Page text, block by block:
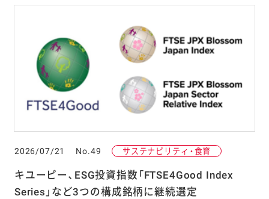
2026/07/21 No.49 サステナビリティ・食育
キユーピー、ESG投資指数「FTSE4Good Index
Series」など3つの構成銘柄に継続選定